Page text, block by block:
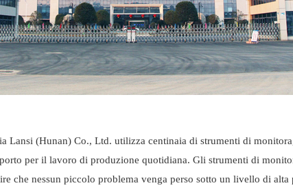
Lansi (Hunan) Co., Ltd. utilizza centinaia di strumenti di
per il lavoro di produzione quotidiana. Gli strumenti di
che nessun piccolo problema venga perso sotto un livello di